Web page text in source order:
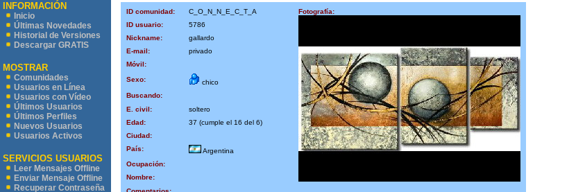
INFORMACIÓN
Inicio
Últimas Novedades
Historial de Versiones
Descargar GRATIS
MOSTRAR
Comunidades
Usuarios en Línea
Usuarios con Vídeo
Últimos Usuarios
Últimos Perfiles
Nuevos Usuarios
Usuarios Activos
SERVICIOS USUARIOS
Leer Mensajes Offline
Enviar Mensaje Offline
Recuperar Contraseña
ID comunidad: C_O_N_N_E_C_T_A
Fotografía:
ID usuario:
5786
Nickname:
gallardo
E-mail:
privado
Móvil:
Sexo:
chico
Buscando:
E. civil:
soltero
Edad:
37 (cumple el 16 del 6)
Ciudad:
País:
Argentina
Ocupación:
Nombre: